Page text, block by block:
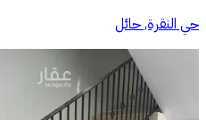
حي النقرة, حائل